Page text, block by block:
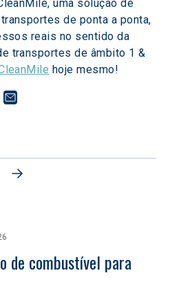
uma solução de
de ponta a ponta,
reais no sentido da
transportes de âmbito 1 &
hoje mesmo!
de combustível para